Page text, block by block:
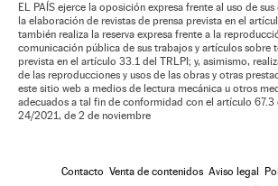
EL PAÍS ejerce la oposición expresa frente al uso de
la elaboración de revistas de prensa prevista en el
también realiza la reserva expresa frente a la
comunicación pública de sus trabajos y artículos sobre
prevista en el artículo 33.1 del TRLPI; y, asimismo,
de las reproducciones y usos de las obras y otras
este sitio web a medios de lectura mecánica u otros
adecuados a tal fin de conformidad con el artículo 67.3
24/2021, de 2 de noviembre
Contacto Venta de contenidos Aviso legal